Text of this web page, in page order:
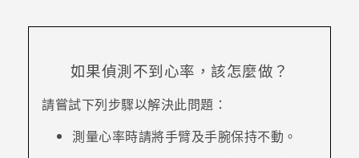
如果偵測不到心率，該怎麼做？
請嘗試下列步驟以解決此問題：
測量心率時請將手臂及手腕保持不動。